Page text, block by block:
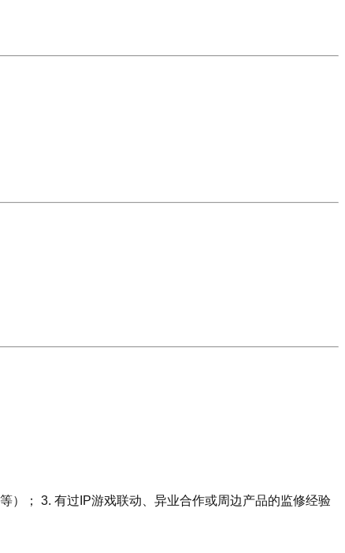
）； 3. 有过IP游戏联动、异业合作或周边产品的监修经验